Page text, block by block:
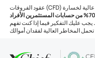
عقود الفروقات (CFD) هي أدوات مالية معقدة وتنطوي على مخاطر عالية لخسارة
تخسر 70.6% من حسابات المستثمرين الأفراد
يجب عليك التفكير فيما إذا كنت تفهم